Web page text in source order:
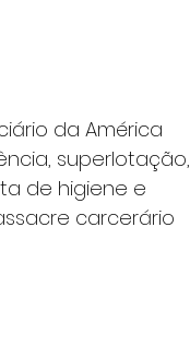
da América
superlotação,
de higiene e
carcerário